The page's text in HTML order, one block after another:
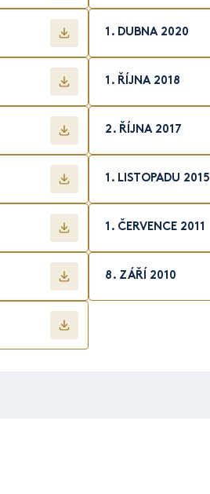
1. DUBNA 2020
1. ŘÍJNA 2018
2. ŘÍJNA 2017
1. LISTOPADU 2015
1. ČERVENCE 2011
8. ZÁŘÍ 2010